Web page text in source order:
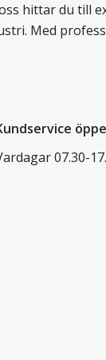
hittar du till
Med
07.30-